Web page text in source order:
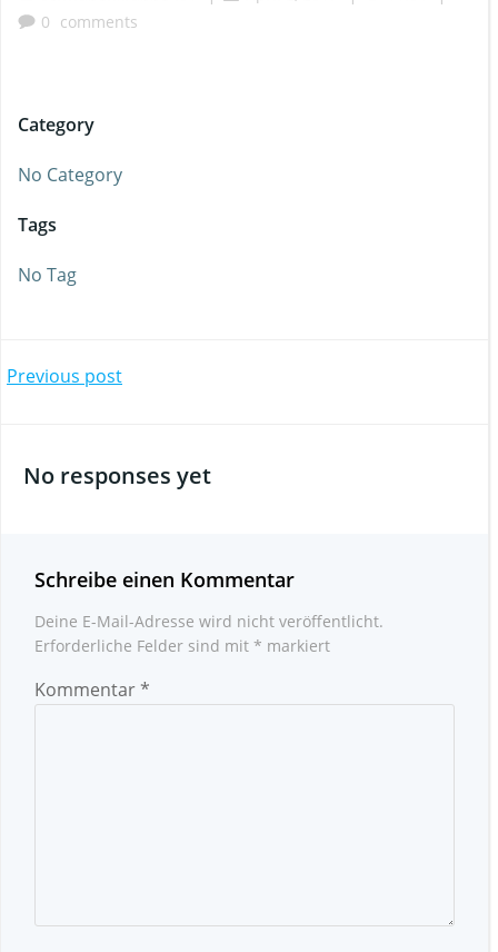
0 comments
Category
No Category
Tags
No Tag
Beitragsnavigation
Previous post
No responses yet
Schreibe einen Kommentar
Deine E-Mail-Adresse wird nicht veröffentlicht.
Erforderliche Felder sind mit * markiert
Kommentar*